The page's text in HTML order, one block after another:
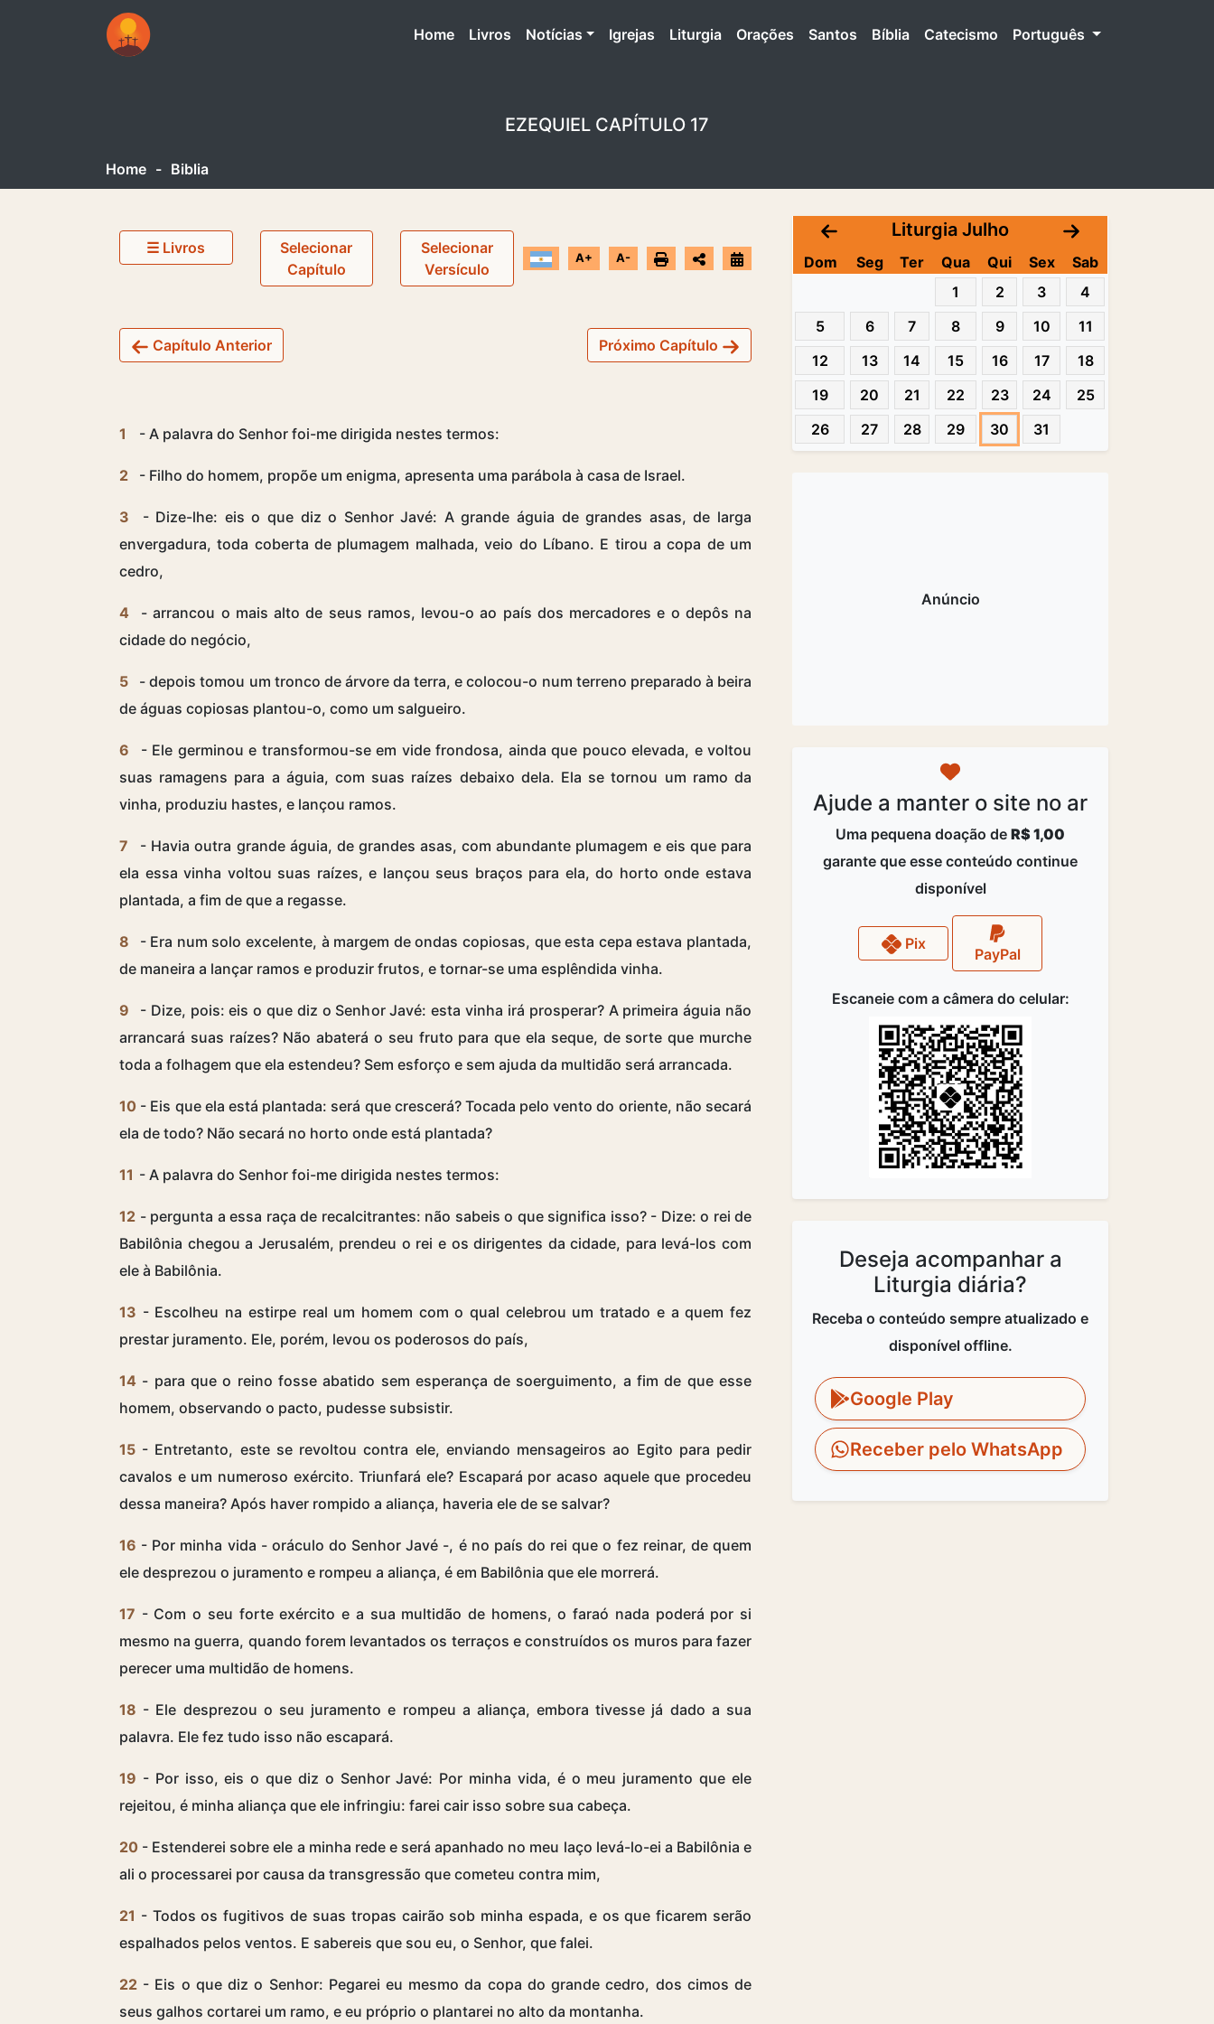
Home(atual)
Livros Notícias Igrejas Liturgia Orações Santos Bíblia Catecismo Português
EZEQUIEL CAPÍTULO 17
Home - Biblia
☰ Livros
Selecionar
Capítulo
Selecionar
Versículo
A+ A-
Capítulo Anterior Próximo Capítulo
1 - A palavra do Senhor foi-me dirigida nestes termos:
2 - Filho do homem, propõe um enigma, apresenta uma parábola à casa de Israel.
3
- Dize-lhe: eis o que diz o Senhor Javé: A grande águia de grandes asas, de larga
envergadura, toda coberta de plumagem malhada, veio do Líbano. E tirou a copa de um
cedro,
4
- arrancou o mais alto de seus ramos, levou-o ao país dos mercadores e o depôs na
cidade do negócio,
5
- depois tomou um tronco de árvore da terra, e colocou-o num terreno preparado à beira
de águas copiosas plantou-o, como um salgueiro.
6
- Ele germinou e transformou-se em vide frondosa, ainda que pouco elevada, e voltou
suas ramagens para a águia, com suas raízes debaixo dela. Ela se tornou um ramo da
vinha, produziu hastes, e lançou ramos.
7
- Havia outra grande águia, de grandes asas, com abundante plumagem e eis que para
ela essa vinha voltou suas raízes, e lançou seus braços para ela, do horto onde estava
plantada, a fim de que a regasse.
8
- Era num solo excelente, à margem de ondas copiosas, que esta cepa estava plantada,
de maneira a lançar ramos e produzir frutos, e tornar-se uma esplêndida vinha.
9
- Dize, pois: eis o que diz o Senhor Javé: esta vinha irá prosperar? A primeira águia não
arrancará suas raízes? Não abaterá o seu fruto para que ela seque, de sorte que murche
toda a folhagem que ela estendeu? Sem esforço e sem ajuda da multidão será arrancada.
10 - Eis que ela está plantada: será que crescerá? Tocada pelo vento do oriente, não secará
ela de todo? Não secará no horto onde está plantada?
11 - A palavra do Senhor foi-me dirigida nestes termos:
12 - pergunta a essa raça de recalcitrantes: não sabeis o que significa isso? - Dize: o rei de
Babilônia chegou a Jerusalém, prendeu o rei e os dirigentes da cidade, para levá-los com
ele à Babilônia.
13 - Escolheu na estirpe real um homem com o qual celebrou um tratado e a quem fez
prestar juramento. Ele, porém, levou os poderosos do país,
14 - para que o reino fosse abatido sem esperança de soerguimento, a fim de que esse
homem, observando o pacto, pudesse subsistir.
15 - Entretanto, este se revoltou contra ele, enviando mensageiros ao Egito para pedir
cavalos e um numeroso exército. Triunfará ele? Escapará por acaso aquele que procedeu
dessa maneira? Após haver rompido a aliança, haveria ele de se salvar?
16 - Por minha vida - oráculo do Senhor Javé -, é no país do rei que o fez reinar, de quem
ele desprezou o juramento e rompeu a aliança, é em Babilônia que ele morrerá.
17 - Com o seu forte exército e a sua multidão de homens, o faraó nada poderá por si
mesmo na guerra, quando forem levantados os terraços e construídos os muros para fazer
perecer uma multidão de homens.
18 - Ele desprezou o seu juramento e rompeu a aliança, embora tivesse já dado a sua
palavra. Ele fez tudo isso não escapará.
19 - Por isso, eis o que diz o Senhor Javé: Por minha vida, é o meu juramento que ele
rejeitou, é minha aliança que ele infringiu: farei cair isso sobre sua cabeça.
20 - Estenderei sobre ele a minha rede e será apanhado no meu laço levá-lo-ei a Babilônia e
ali o processarei por causa da transgressão que cometeu contra mim,
21 - Todos os fugitivos de suas tropas cairão sob minha espada, e os que ficarem serão
espalhados pelos ventos. E sabereis que sou eu, o Senhor, que falei.
22 - Eis o que diz o Senhor: Pegarei eu mesmo da copa do grande cedro, dos cimos de
seus galhos cortarei um ramo, e eu próprio o plantarei no alto da montanha.
Liturgia Julho
Dom Seg Ter Qua Qui Sex
Sab
1
2 3
4
5
6 7 8 9 10
11
12
13 14 15 16 17
18
19
20 21 22 23 24
25
26
27 28 29 30 31
Ajude a manter o site no ar
Uma pequena doação de R$ 1,00
garante que esse conteúdo continue
disponível
Pix
PayPal
Escaneie com a câmera do celular:
Deseja acompanhar a
Liturgia diária?
Receba o conteúdo sempre atualizado e
disponível offline.
Google Play
Receber pelo WhatsApp